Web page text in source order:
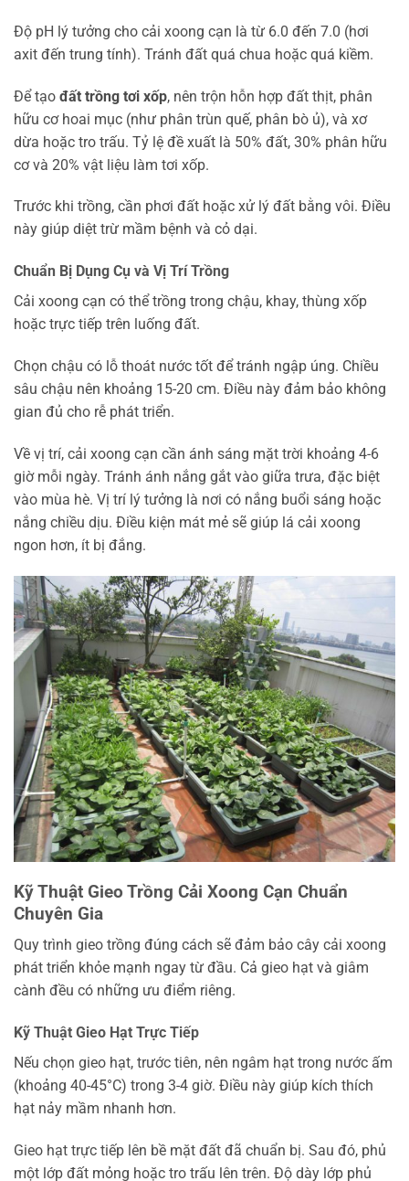
Độ pH lý tưởng cho cải xoong cạn là từ 6.0 đến 7.0 (hơi
axit đến trung tính). Tránh đất quá chua hoặc quá kiềm.
Để tạo đất trồng tơi xốp, nên trộn hỗn hợp đất thịt, phân
hữu cơ hoai mục (như phân trùn quế, phân bò ủ), và xơ
dừa hoặc tro trấu. Tỷ lệ đề xuất là 50% đất, 30% phân hữu
cơ và 20% vật liệu làm tơi xốp.
Trước khi trồng, cần phơi đất hoặc xử lý đất bằng vôi. Điều
này giúp diệt trừ mầm bệnh và cỏ dại.
Chuẩn Bị Dụng Cụ và Vị Trí Trồng
Cải xoong cạn có thể trồng trong chậu, khay, thùng xốp
hoặc trực tiếp trên luống đất.
Chọn chậu có lỗ thoát nước tốt để tránh ngập úng. Chiều
sâu chậu nên khoảng 15-20 cm. Điều này đảm bảo không
gian đủ cho rễ phát triển.
Về vị trí, cải xoong cạn cần ánh sáng mặt trời khoảng 4-6
giờ mỗi ngày. Tránh ánh nắng gắt vào giữa trưa, đặc biệt
vào mùa hè. Vị trí lý tưởng là nơi có nắng buổi sáng hoặc
nắng chiều dịu. Điều kiện mát mẻ sẽ giúp lá cải xoong
ngon hơn, ít bị đắng.
Kỹ Thuật Gieo Trồng Cải Xoong Cạn Chuẩn
Chuyên Gia
Quy trình gieo trồng đúng cách sẽ đảm bảo cây cải xoong
phát triển khỏe mạnh ngay từ đầu. Cả gieo hạt và giâm
cành đều có những ưu điểm riêng.
Kỹ Thuật Gieo Hạt Trực Tiếp
Nếu chọn gieo hạt, trước tiên, nên ngâm hạt trong nước ấm
(khoảng 40-45°C) trong 3-4 giờ. Điều này giúp kích thích
hạt nảy mầm nhanh hơn.
Gieo hạt trực tiếp lên bề mặt đất đã chuẩn bị. Sau đó, phủ
một lớp đất mỏng hoặc tro trấu lên trên. Độ dày lớp phủ